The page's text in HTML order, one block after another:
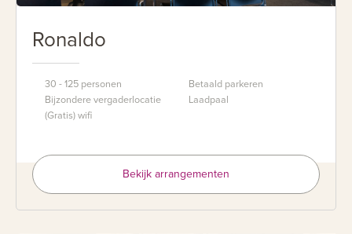
Ronaldo
30 - 125 personen
Bijzondere vergaderlocatie
(Gratis) wifi
Betaald parkeren
Laadpaal
Bekijk arrangementen